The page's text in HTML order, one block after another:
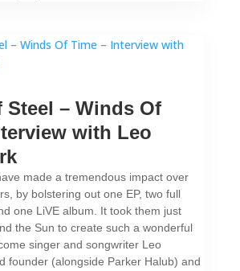
Steel – Winds Of
with Leo
made a tremendous impact over
by bolstering out one EP, two full
one LiVE album. It took them just
the Sun to create such a wonderful
singer and songwriter Leo
founder (alongside Parker Halub) and